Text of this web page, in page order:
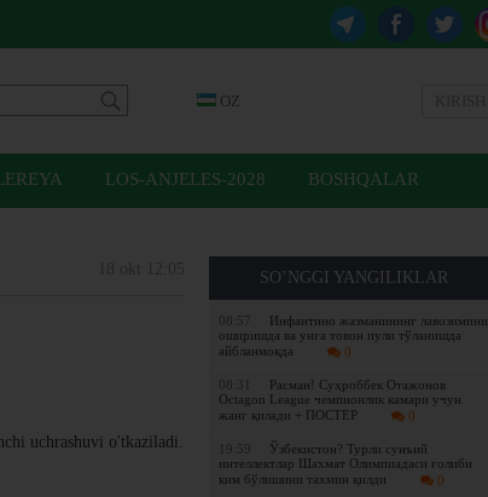
OZ
LOS-ANJELES-2028 BOSHQALAR
SO’NGGI YANGILIKLAR
08:57
Инфантино жазманининг лавозимини
оширишда ва унга товон пули тўланишда
айбланмоқда
0
08:31
Расман! Суҳроббек Отажонов
Octagon League чемпионлик камари учун
жанг қилади + ПОСТЕР
0
19:59
Ўзбекистон? Турли сунъий
интеллектлар Шахмат Олимпиадаси ғолиби
ким бўлишини тахмин қилди
0
uchrashuvi o'tkaziladi.